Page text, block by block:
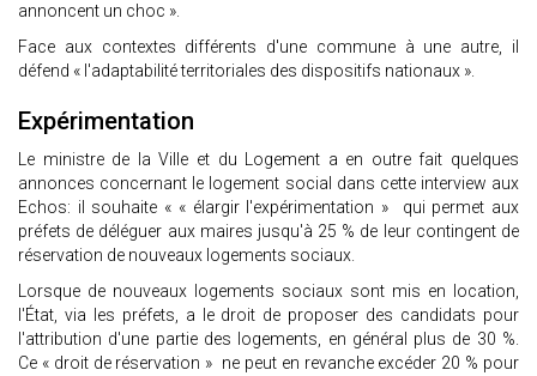
annoncent un choc ».
Face aux contextes différents d'une commune à une autre, il
défend « l'adaptabilité territoriales des dispositifs nationaux ».
Expérimentation
Le ministre de la Ville et du Logement a en outre fait quelques
annonces concernant le logement social dans cette interview aux
Echos: il souhaite « « élargir l'expérimentation » qui permet aux
préfets de déléguer aux maires jusqu'à 25 % de leur contingent de
réservation de nouveaux logements sociaux.
Lorsque de nouveaux logements sociaux sont mis en location,
l'État, via les préfets, a le droit de proposer des candidats pour
l'attribution d'une partie des logements, en général plus de 30 %.
Ce « droit de réservation » ne peut en revanche excéder 20 % pour